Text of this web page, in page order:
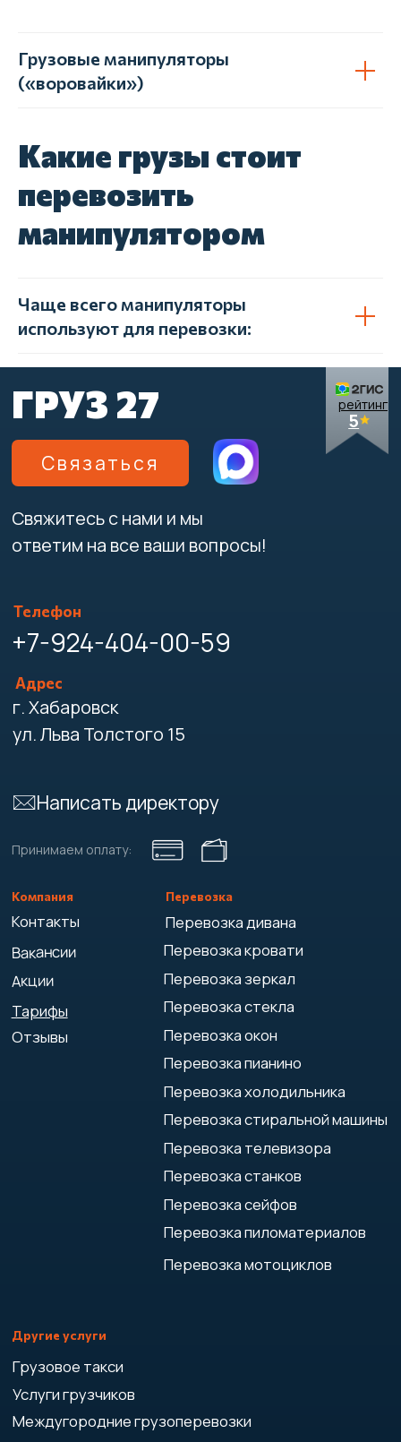
Грузовые манипуляторы
(«воровайки»)
Какие грузы стоит
перевозить
манипулятором
Чаще всего манипуляторы
используют для перевозки: